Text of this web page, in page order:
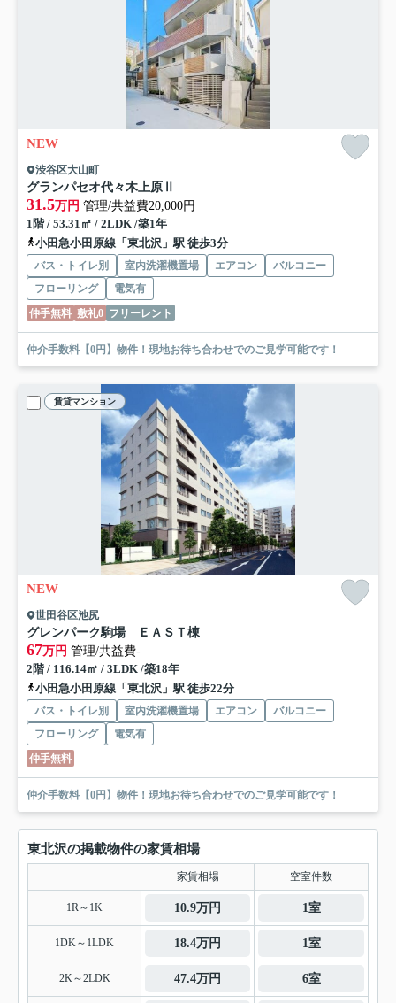
NEW
渋谷区大山町
グランパセオ代々木上原Ⅱ
31.5万円 管理/共益費20,000円
1階 / 53.31㎡ / 2LDK /築1年
小田急小田原線「東北沢」駅 徒歩3分
バス・トイレ別 室内洗濯機置場 エアコン
バルコニー
フローリング
電気有
仲手無料 敷礼0 フリーレント
仲介手数料【0円】物件！現地お待ち合わせでのご見学可能です！
賃貸マンション
NEW
世田谷区池尻
グレンパーク駒場 ＥＡＳＴ棟
67万円 管理/共益費-
2階 / 116.14㎡ / 3LDK /築18年
小田急小田原線「東北沢」駅 徒歩22分
バス・トイレ別 室内洗濯機置場 エアコン
バルコニー
フローリング
電気有
仲手無料
仲介手数料【0円】物件！現地お待ち合わせでのご見学可能です！
東北沢の掲載物件の家賃相場
家賃相場 空室件数
1R～1K 10.9万円 1室
1DK～1LDK 18.4万円 1室
2K～2LDK 47.4万円 6室